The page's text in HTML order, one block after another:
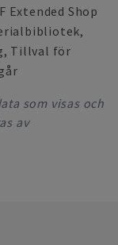
Shop
Tillval för
som visas och
av